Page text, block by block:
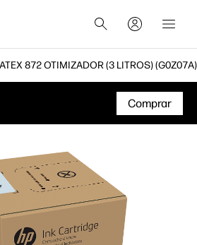
872 OTIMIZADOR (3 LITROS) (G0Z07A)
Comprar